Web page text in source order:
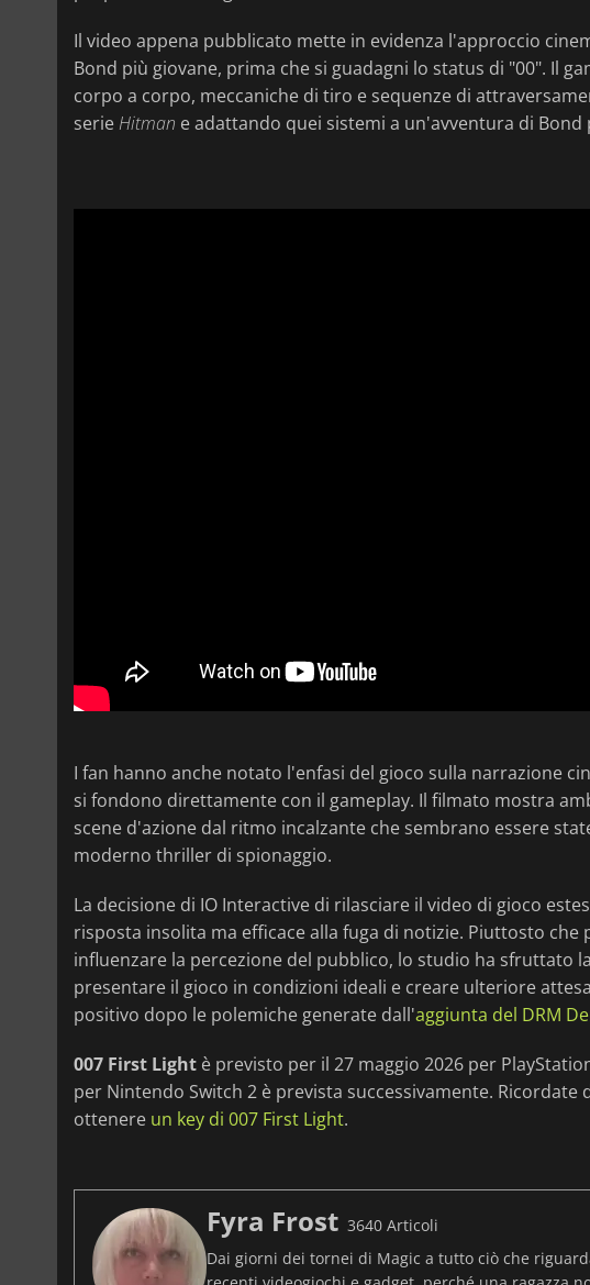
Il video appena pubblicato mette in evidenza l'approccio
Bond più giovane, prima che si guadagni lo status di "00". Il
corpo a corpo, meccaniche di tiro e sequenze di
serieHitman e adattando quei sistemi a un'avventura di Bond
I fan hanno anche notato l'enfasi del gioco sulla narrazione
si fondono direttamente con il gameplay. Il filmato mostra
scene d'azione dal ritmo incalzante che sembrano essere
moderno thriller di spionaggio.
La decisione di IO Interactive di rilasciare il video di gioco
risposta insolita ma efficace alla fuga di notizie. Piuttosto
influenzare la percezione del pubblico, lo studio ha sfruttato
presentare il gioco in condizioni ideali e creare ulteriore
positivo dopo le polemiche generate dall'aggiunta del DRM
007 First Light è previsto per il 27 maggio 2026 per
per Nintendo Switch 2 è prevista successivamente.
ottenere un key di 007 First Light.
Fyra Frost 3640 Articoli
Dai giorni dei tornei di Magic a tutto ciò che